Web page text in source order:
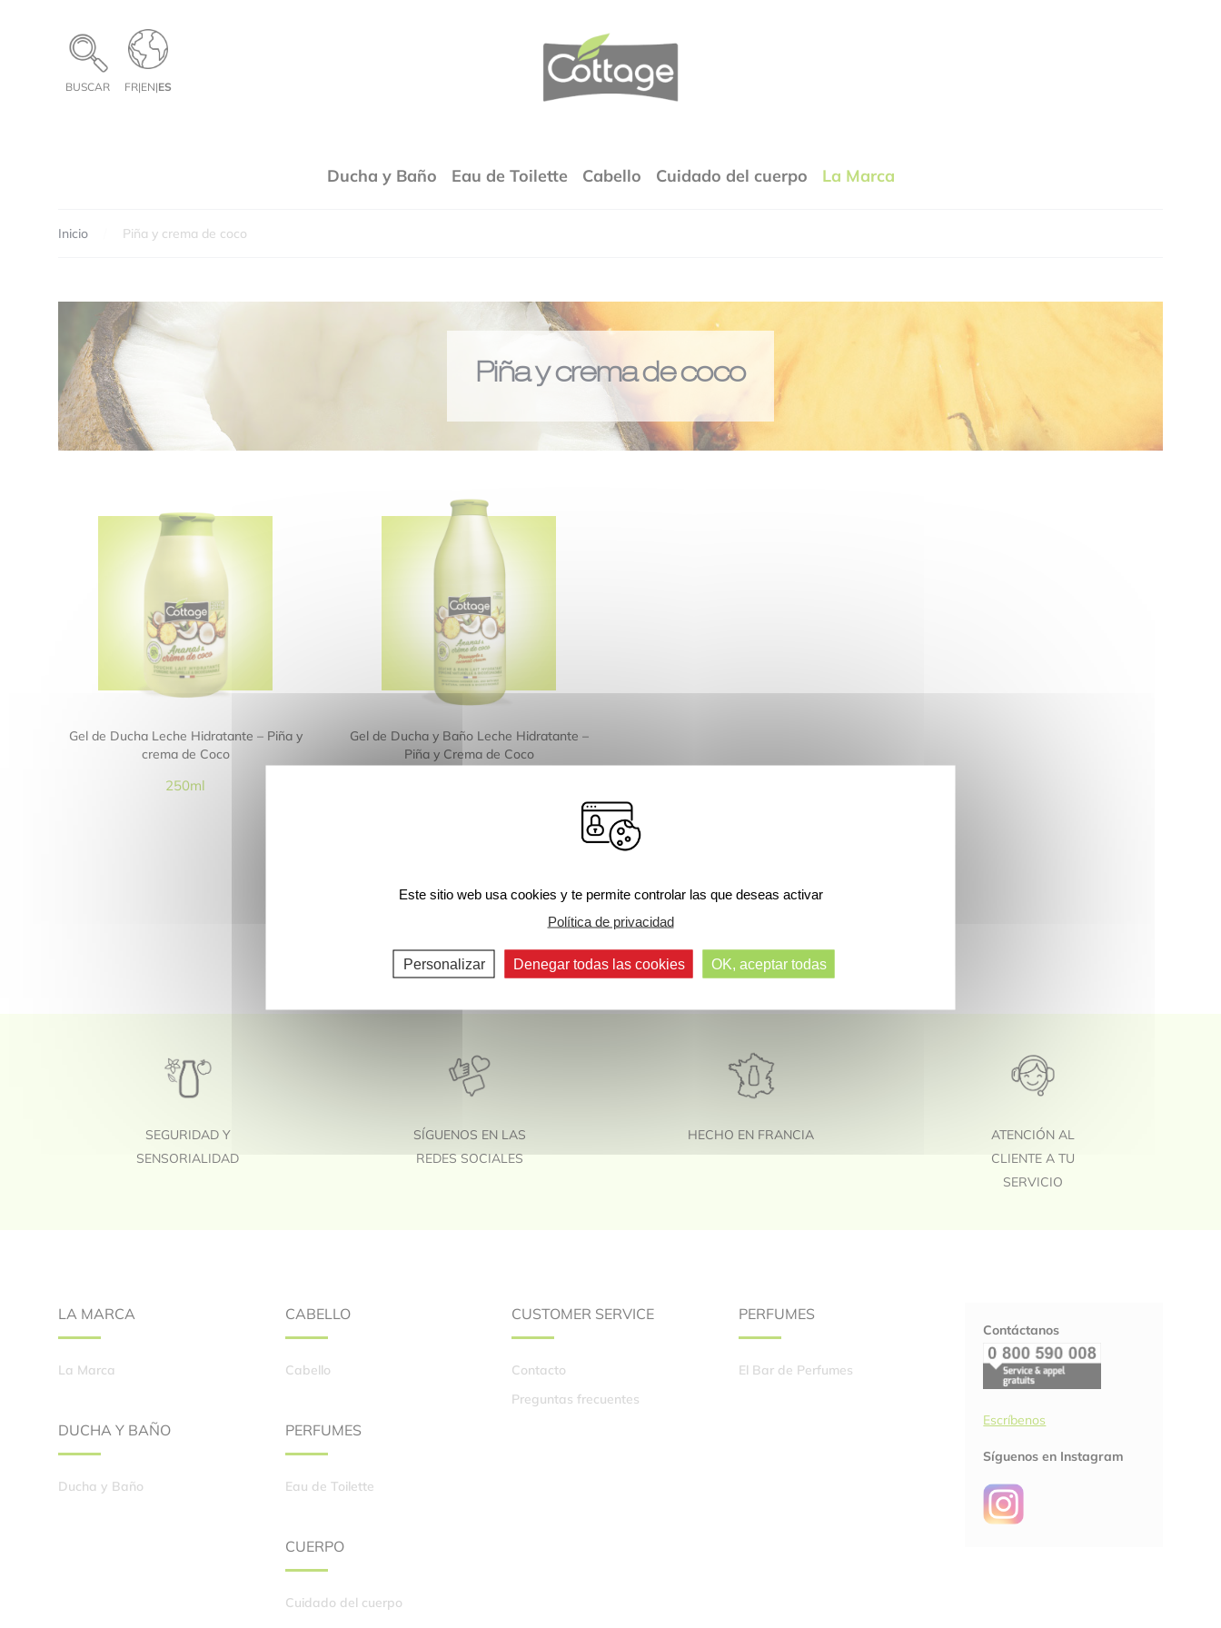
BUSCAR FR|EN|ES
COTTAGE
Ducha y Baño Eau de Toilette Cabello Cuidado del cuerpo La Marca
Inicio Piña y crema de coco
Piña y crema de coco
Gel de Ducha Leche Hidratante – Piña y
crema de Coco
250ml
Gel de Ducha y Baño Leche Hidratante –
Piña y Crema de Coco
SEGURIDAD Y
SENSORIALIDAD
SÍGUENOS EN LAS
REDES SOCIALES
HECHO EN FRANCIA
ATENCIÓN AL
CLIENTE A TU
SERVICIO
LA MARCA
La Marca
DUCHA Y BAÑO
Ducha y Baño
CABELLO
Cabello
PERFUMES
Eau de Toilette
CUERPO
Cuidado del cuerpo
CUSTOMER SERVICE
Contacto
Preguntas frecuentes
PERFUMES
El Bar de Perfumes
Contáctanos
Escríbenos
Síguenos en Instagram
Este sitio web usa cookies y te permite controlar las que deseas activar
Política de privacidad
Personalizar Denegar todas las cookies OK, aceptar todas